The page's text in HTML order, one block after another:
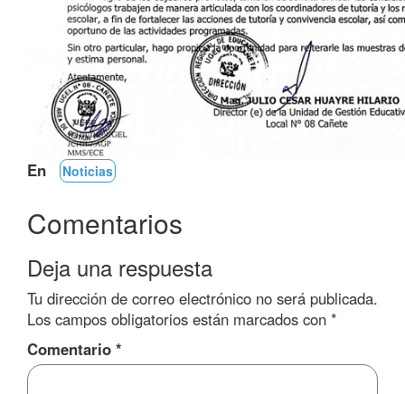
En Noticias
Comentarios
Deja una respuesta
Tu dirección de correo electrónico no será publicada.
Los campos obligatorios están marcados con *
Comentario *